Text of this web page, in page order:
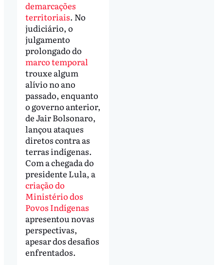
demarcações
territoriais. No
judiciário, o
julgamento
prolongado do
marco temporal
trouxe algum
alívio no ano
passado, enquanto
o governo anterior,
de Jair Bolsonaro,
lançou ataques
diretos contra as
terras indígenas.
Com a chegada do
presidente Lula, a
criação do
Ministério dos
Povos Indígenas
apresentou novas
perspectivas,
apesar dos desafios
enfrentados.